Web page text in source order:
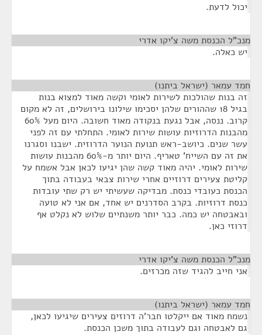
יכול לדעת.
מנכ”ל הכנסת משה צ’יקו אדרי
יש כאלה.
חמד עמאר (ישראל ביתנו)
זה בנות שהולכות לשירות לאומי וקשה מאוד למצוא בנות
בגיל 18 שההורים שלהן יסכימו שילונו בירושלים, זה לא מקום
קרוב. ננסה, אבל נגעת בנקודה מאוד חשובה. היום מעל 60%
מהבנות הדרוזיות עושות שירות לאומי. התחלתי עם זה לפני
עשר שנים. כיושב-ראש תנועת הנוער הדרוזית. ישבנו וסגרנו
את זה עם השייח' טאריף. היום יותר מ-60% מהבנות עושות
שירות לאומי. יהיה מאוד קשה שהן יגיעו לכאן אבל אשמח על
קליטת צעירים דרוזיים אחרי שירות צבאי בעבודה בתוך
הכנסת כעובדי כנסת. מבדיקה שעשיתי יש רק שתי עובדות
כנסת דרוזיות. בקרב הסדרנים יש אחד, אם אני לא טועה
ובאבטחה יש כמה. כבר יותר משנתיים שלוש לא נקלט אף
דרוזי כאן.
מנכ”ל הכנסת משה צ’יקו אדרי
אני חייב להגיד שזה מכרזים.
חמד עמאר (ישראל ביתנו)
נשמח מאוד אם ייקלטו חבר'ה דרוזים צעירים שיגיעו לכאן,
גם לאבטחה וגם לעבודה בתוך משכן הכנסת.